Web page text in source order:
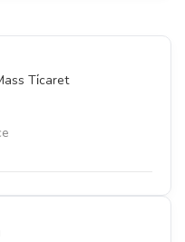
Ti̇caret